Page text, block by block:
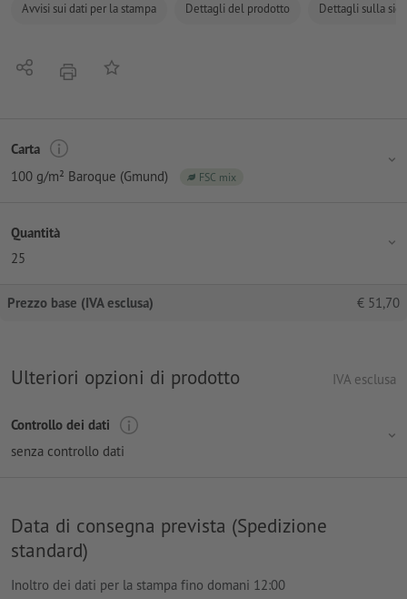
Avvisi sui dati per la stampa Dettagli del prodotto Dettagli sulla
Condividistamparealla lista preferiti
Carta
100 g/m² Baroque (Gmund)
FSC mix
Quantità
25
Prezzo base (IVA esclusa) € 51,70
Ulteriori opzioni di prodotto IVA esclusa
Controllo dei dati
senza controllo dati
Data di consegna prevista (Spedizione
standard)
Inoltro dei dati per la stampa fino domani 12:00